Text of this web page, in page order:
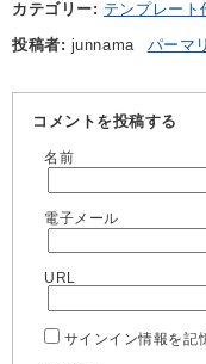
カテゴリー
テンプレート
投稿者
junnama パーマ
コメントを投稿する
名前
電子メール
URL
サインイン情報を記